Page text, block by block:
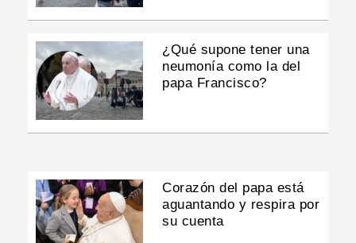
¿Qué supone tener una
neumonía como la del
papa Francisco?
Corazón del papa está
aguantando y respira por
su cuenta